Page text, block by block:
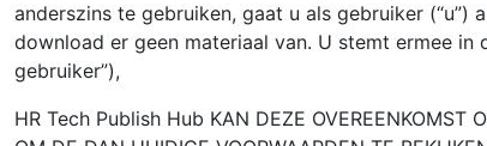
anderszins te gebruiken, gaat u als gebruiker
download er geen materiaal van. U stemt ermee
gebruiker”),
HR Tech Publish Hub KAN DEZE OVEREENKOMST